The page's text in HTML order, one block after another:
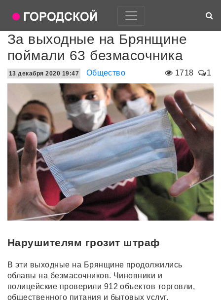
За выходные на Брянщине
поймали 63 безмасочника
1718 1
13 декабря 2020 19:47 Общество
Нарушителям грозит штраф
В эти выходные на Брянщине продолжились
облавы на безмасочников. Чиновники и
полицейские проверили 912 объектов торговли,
общественного питания и бытовых услуг.